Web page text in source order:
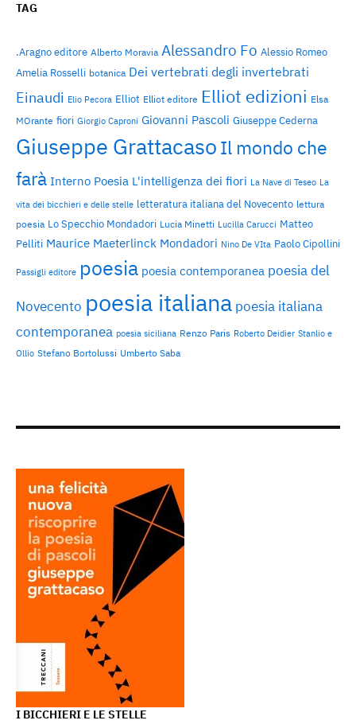
TAG
.Aragno editore Alberto Moravia Alessandro Fo Alessio Romeo
Amelia Rosselli botanica Dei vertebrati degli invertebrati
Einaudi Elio Pecora Elliot Elliot editore Elliot edizioni Elsa
MOrante fiori Giorgio Caproni Giovanni Pascoli Giuseppe Cederna
Giuseppe Grattacaso Il mondo che
farà Interno Poesia L'intelligenza dei fiori La Nave di Teseo La
vita dei bicchieri e delle stelle letteratura italiana del Novecento lettura
poesia Lo Specchio Mondadori Lucia Minetti Lucilla Carucci Matteo
Pelliti Maurice Maeterlinck Mondadori Nino De VIta Paolo Cipollini
Passigli editore poesia poesia contemporanea poesia del
Novecento poesia italiana poesia italiana
contemporanea poesia siciliana Renzo Paris Roberto Deidier Stanlio e
Ollio Stefano Bortolussi Umberto Saba
I BICCHIERI E LE STELLE